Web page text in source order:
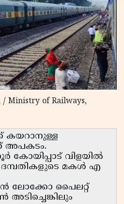
/ Ministry of Railways,
കയറാനുള്ള
അപകടം.
കോയിപ്പാട് വിളയില്‍
ദമ്പതികളുടെ മകള്‍ എ
ലോക്കോ പൈലറ്റ്